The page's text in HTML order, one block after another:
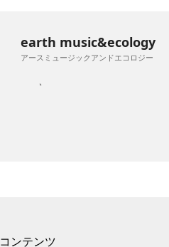
earth music&ecology
アースミュージックアンドエコロジー
コンテンツ